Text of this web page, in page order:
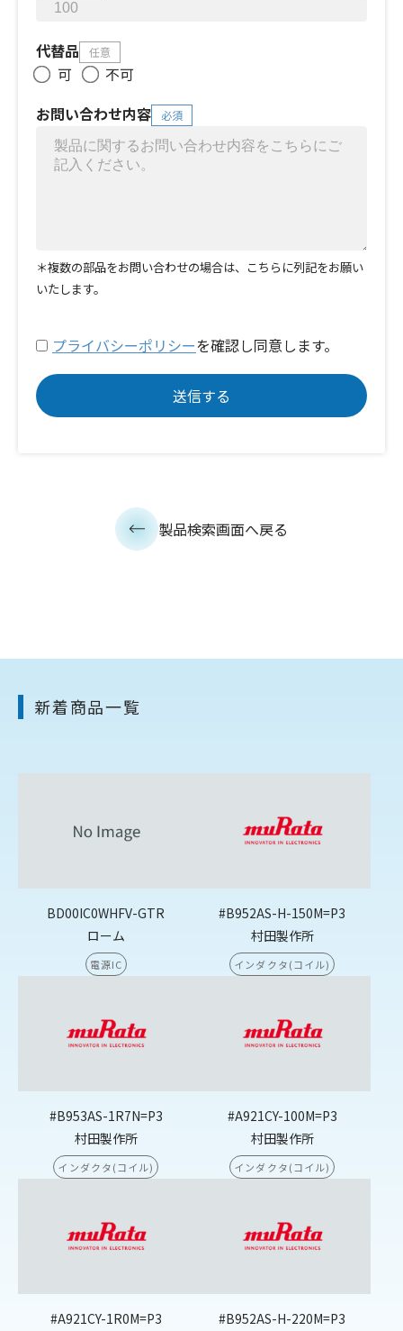
代替品 任意
可
不可
お問い合わせ内容
必須
＊複数の部品をお問い合わせの場合は、こちらに列記をお願い
いたします。
プライバシーポリシーを確認し同意します。
製品検索画面へ戻る
新着商品一覧
BD00IC0WHFV-GTR
ローム
電源IC
#B952AS-H-150M=P3
村田製作所
インダクタ(コイル)
#B953AS-1R7N=P3
村田製作所
インダクタ(コイル)
#A921CY-100M=P3
村田製作所
インダクタ(コイル)
#A921CY-1R0M=P3
#B952AS-H-220M=P3